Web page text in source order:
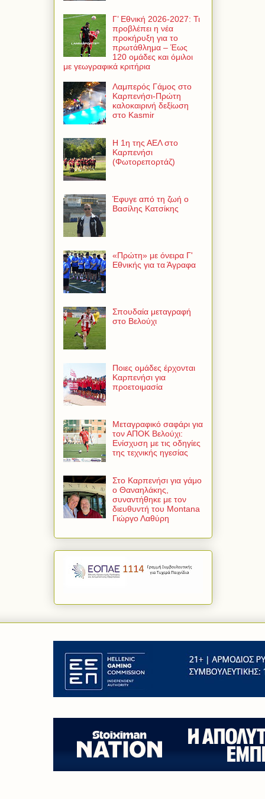
Γ’ Εθνική 2026-2027: Τι
προβλέπει η νέα
προκήρυξη για το
πρωτάθλημα – Έως
120 ομάδες και όμιλοι
με γεωγραφικά κριτήρια
Λαμπερός Γάμος στο
Καρπενήσι-Πρώτη
καλοκαιρινή δεξίωση
στο Kasmir
Η 1η της ΑΕΛ στο
Καρπενήσι
(Φωτορεπορτάζ)
Έφυγε από τη ζωή ο
Βασίλης Κατσίκης
«Πρώτη» με όνειρα Γ'
Εθνικής για τα Άγραφα
Σπουδαία μεταγραφή
στο Βελούχι
Ποιες ομάδες έρχονται
Καρπενήσι για
προετοιμασία
Μεταγραφικό σαφάρι για
τον ΑΠΟΚ Βελούχι:
Ενίσχυση με τις οδηγίες
της τεχνικής ηγεσίας
Στο Καρπενήσι για γάμο
ο Θαναηλάκης,
συναντήθηκε με τον
διευθυντή του Montana
Γιώργο Λαθύρη